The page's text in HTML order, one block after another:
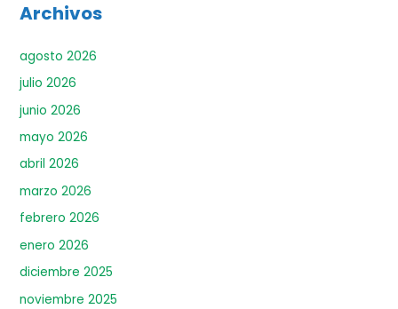
r
Archivos
agosto 2026
julio 2026
junio 2026
mayo 2026
abril 2026
marzo 2026
febrero 2026
enero 2026
diciembre 2025
noviembre 2025